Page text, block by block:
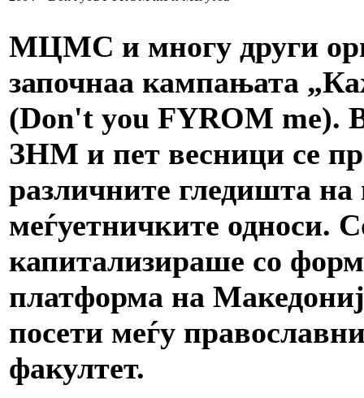
МЦМС и многу други
започнаа кампањата
(Don't you FYROM me).
ЗНМ и пет весници се
различните гледишта на
меѓуетничките односи.
капитализираше со
платформа на
посети меѓу
факултет.